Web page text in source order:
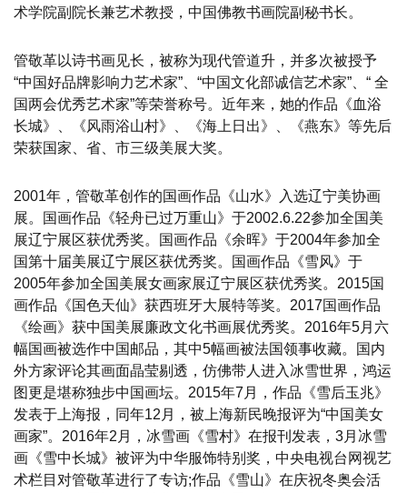
术学院副院长兼艺术教授，中国佛教书画院副秘书长。
管敬革以诗书画见长，被称为现代管道升，并多次被授予
“中国好品牌影响力艺术家”、“中国文化部诚信艺术家”、“ 全
国两会优秀艺术家”等荣誉称号。近年来，她的作品《血浴
长城》、《风雨浴山村》、《海上日出》、《燕东》等先后
荣获国家、省、市三级美展大奖。
2001年，管敬革创作的国画作品《山水》入选辽宁美协画
展。国画作品《轻舟已过万重山》于2002.6.22参加全国美
展辽宁展区获优秀奖。国画作品《余晖》于2004年参加全
国第十届美展辽宁展区获优秀奖。国画作品《雪风》于
2005年参加全国美展女画家展辽宁展区获优秀奖。2015国
画作品《国色天仙》获西班牙大展特等奖。2017国画作品
《绘画》获中国美展廉政文化书画展优秀奖。2016年5月六
幅国画被选作中国邮品，其中5幅画被法国领事收藏。国内
外方家评论其画面晶莹剔透，仿佛带人进入冰雪世界，鸿运
图更是堪称独步中国画坛。2015年7月，作品《雪后玉兆》
发表于上海报，同年12月，被上海新民晚报评为“中国美女
画家”。2016年2月，冰雪画《雪村》在报刊发表，3月冰雪
画《雪中长城》被评为中华服饰特别奖，中央电视台网视艺
术栏目对管敬革进行了专访;作品《雪山》在庆祝冬奥会活